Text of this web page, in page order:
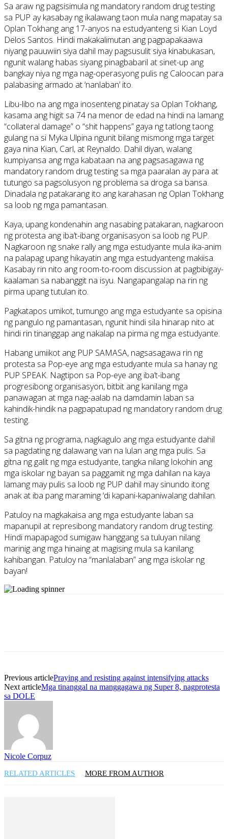
Sa araw ng pagsisimula ng mandatory random drug testing
sa PUP ay kasabay ng ikalawang taon mula nang mapatay sa
Oplan Tokhang ang 17-anyos na estudyanteng si Kian Loyd
Delos Santos. Hindi makakalimutan ang pagpapakaawa
niyang pauuwiin siya dahil may pagsusulit siya kinabukasan,
ngunit walang habas siyang pinagbabaril at sinet-up ang
bangkay niya ng mga nag-operasyong pulis ng Caloocan para
palabasing armado at ‘nanlaban’ ito.
Libu-libo na ang mga inosenteng pinatay sa Oplan Tokhang,
kasama ang higit sa 74 na menor de edad na hindi na lamang
“collateral damage” o “shit happens” gaya ng tatlong taong
gulang na si Myka Ulpina ngunit bilang mismong mga target
gaya nina Kian, Carl, at Reynaldo. Dahil diyan, walang
kumpiyansa ang mga kabataan na ang pagsasagawa ng
mandatory random drug testing sa mga paaralan ay para at
tutungo sa pagsolusyon ng problema sa droga sa bansa.
Dinadala ng patakarang ito ang karahasan ng Oplan Tokhang
sa loob ng mga pamantasan.
Kaya, upang kondenahin ang nasabing patakaran, nagkaroon
ng protesta ang iba’t-ibang organisasyon sa loob ng PUP.
Nagkaroon ng snake rally ang mga estudyante mula ika-anim
na palapag upang hikayatin ang mga estudyanteng makiisa.
Kasabay rin nito ang room-to-room discussion at pagbibigay-
kaalaman sa nabanggit na isyu. Nangapangalap na rin ng
pirma upang tutulan ito.
Pagkatapos umikot, tumungo ang mga estudyante sa opisina
ng pangulo ng pamantasan, ngunit hindi sila hinarap nito at
hindi rin tinanggap ang nakalap na pirma ng mga estudyante.
Habang umiikot ang PUP SAMASA, nagsasagawa rin ng
protesta sa Pop-eye ang mga estudyante mula sa hanay ng
PUP SPEAK. Nagtipon sa Pop-eye ang iba’t-ibang
progresibong organisasyon, bitbit ang kanilang mga
panawagan at mga nag-aalab na damdamin laban sa
kahindik-hindik na pagpapatupad ng mandatory random drug
testing.
Sa gitna ng programa, nagkagulo ang mga estudyante dahil
sa pagdating ng dalawang van na lulan ang mga pulis. Sa
gitna ng galit ng mga estudyante, tangka nilang lokohin ang
mga iskolar ng bayan sa paggamit ng mga dahilan na kaya
lamang may pulis sa loob ng PUP dahil may sinundo itong
anak at iba pang maraming ‘di kapani-kapaniwalang dahilan.
Patuloy na magkakaisa ang mga estudyante laban sa
mapanupil at represibong mandatory random drug testing.
Hindi mapapagod sumigaw hanggang sa tuluyan nilang
marinig ang mga hinaing at magising mula sa kanilang
kahibangan. Patuloy na “manlalaban” ang mga iskolar ng
bayan!
Previous articlePraying and resisting against intensifying attacks
Next articleMga tinanggal na manggagawa ng Super 8, nagprotesta
sa DOLE
Nicole Corpuz
RELATED ARTICLES MORE FROM AUTHOR